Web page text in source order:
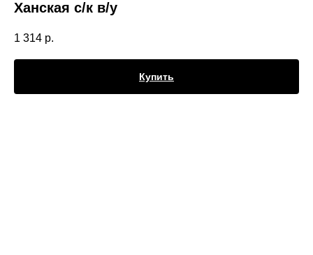
Ханская с/к в/у
1 314 р.
Купить